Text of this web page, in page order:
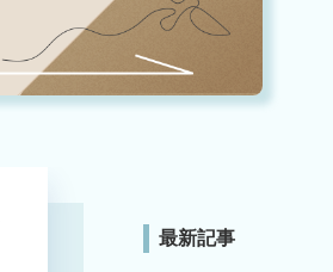
最新記事